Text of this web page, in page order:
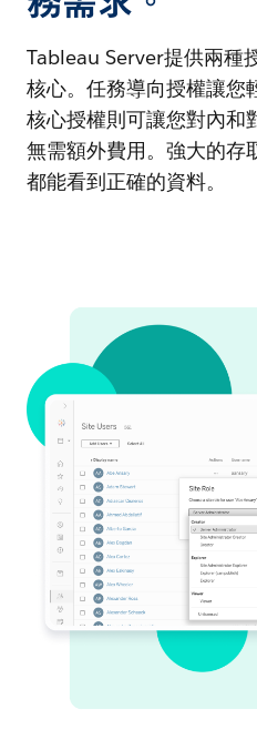
Tableau Server提供兩種
核心。任務導向授權讓您
核心授權則可讓您對內和
無需額外費用。強大的存
都能看到正確的資料。